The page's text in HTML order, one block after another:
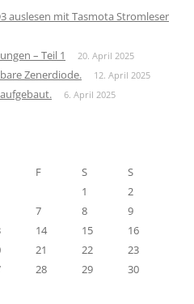
auslesen mit Tasmota Stromleser
– Teil 1 20. April 2025
Zenerdiode. 12. April 2025
6. April 2025
F S
S
1
2
7 8
9
14 15
16
21 22
23
28 29
30